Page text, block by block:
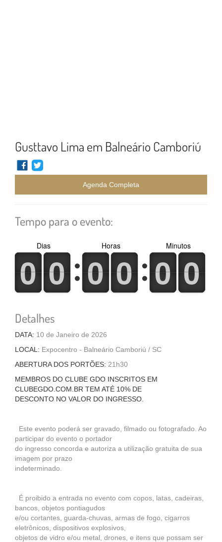
Gusttavo Lima em Balneário Camboriú
Agenda Completa
Tempo para o evento:
0
0
1
1 0
0
1
1
Dias
0
0
1
1 0
0
1
1
Horas
0
0
1
1 0
0
1
1
Minutos
Detalhes
DATA: 10 de Janeiro de 2026
LOCAL: Expocentro - Balneário Camboriú / SC
ABERTURA DOS PORTÕES: 21h30
MEMBROS DO CLUBE GDO INSCRITOS EM
CLUBEGDO.COM.BR TEM ATÉ 10% DE
DESCONTO NO VALOR DO INGRESSO.
Este evento poderá ser gravado, filmado ou fotografado. Ao
participar do evento o portador
do ingresso concorda e autoriza a utilização gratuita de sua
imagem por prazo
indeterminado.
É proibido a entrada no evento com copos, latas, cadeiras,
bancos, objetos pontiagudos
e/ou cortantes, guarda-chuvas, armas de fogo, cigarros
eletrônicos, dispositivos explosivos,
objetos de vidro e/ou metal, drones, e itens que possam ser